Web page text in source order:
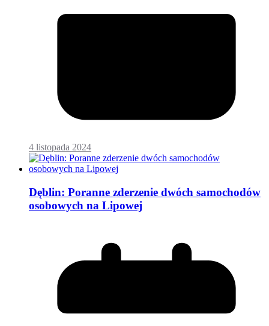
4 listopada 2024
Dęblin: Poranne zderzenie dwóch samochodów
osobowych na Lipowej